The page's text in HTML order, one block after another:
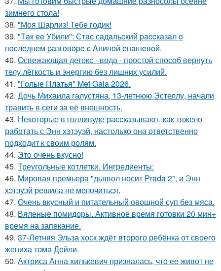
зимнего стола!
38. "Моя Шарлиз! Тебе годик!
39. "Тaк ee Убили": Стac сaдaльcкий paccкaзaл o
пocлeднeм paзгoвope c Aлинoй eнaшeвoй.
40. Освежающая детокс - вода - простой способ вернуть
телу лёгкость и энергию без лишних усилий.
41. "Голые Платья" Met Gala 2026.
42. Дочь Михаила галустяна, 13-летнюю Эстеллу, начали
травить в сети за её внешность.
43. Некоторые в голливуде рассказывают, как тяжело
работать с Энн хэтэуэй, настолько она ответственно
подходит к своим ролям.
44. Это очень вкусно!
45. Треугольные котлетки. Ингредиенты:
46. Мировая премьера "дьявол носит Prada 2", и Энн
хэтэуэй решила не мелочиться.
47. Очень вкусный и питательный овощной суп без мяса.
48. Вяленые помидоры. Активное время готовки 20 мин+
время на запекание.
49. 37-Летняя Эльза хоск ждёт второго ребёнка от своего
жениха тома Дейли.
50. Актриса Анна хилькевич призналась, что ее живот не